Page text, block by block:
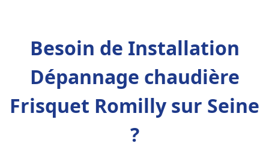
Besoin de Installation
Dépannage chaudière
Frisquet Romilly sur Seine
?